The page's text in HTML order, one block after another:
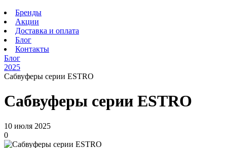
Бренды
Акции
Доставка и оплата
Блог
Контакты
Блог
2025
Сабвуферы серии ESTRO
Сабвуферы серии ESTRO
10 июля 2025
0